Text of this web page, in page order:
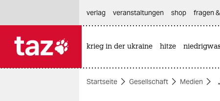
themen
verlag
veranstaltungen shop fragen
krieg in der ukraine hitze
Startseite Gesellschaft Medien